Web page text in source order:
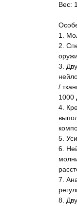
Вес:
1.
2.
3.
/
1000
4.
5.
6.
7.
8.